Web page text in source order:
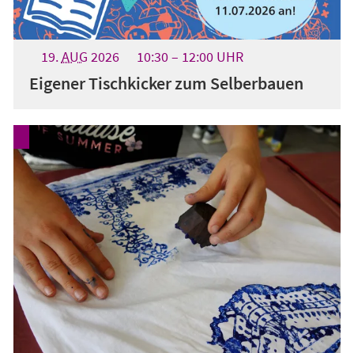
19.AUG 2026 10:30 12:00UHR
Eigener Tischkicker zum Selberbauen